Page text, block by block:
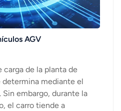
한국어
Türk
Melayu
Polski
AGV
carga de la planta de
mediante el
embargo, durante la
el carro tiende a